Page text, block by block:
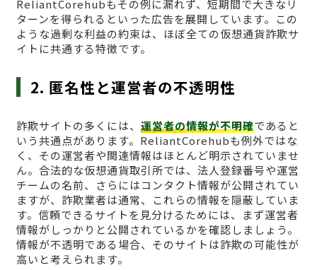
ReliantCorehubもその例に漏れず、短期間で大きなリ
ターンを得られるといった広告を展開しています。この
ような過剰な利益の約束は、ほぼ全ての仮想通貨詐欺サ
イトに共通する特徴です。
2. 匿名性と運営者の不透明性
詐欺サイトの多くには、 運営者の情報が不明確であると
いう共通点があります。ReliantCorehubも例外ではな
く、その運営者や関連情報はほとんど明示されていませ
ん。合法的な仮想通貨取引所では、法人登録番号や運営
チームの名前、さらにはコンタクト情報が公開されてい
ますが、詐欺業者は通常、これらの情報を隠蔽していま
す。信頼できるサイトを見分けるためには、まず運営者
情報がしっかりと公開されているかを確認しましょう。
情報が不透明である場合、そのサイトは詐欺の可能性が
高いと考えられます。